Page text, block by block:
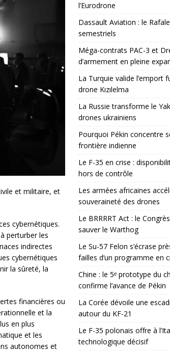
et militaire, et
cybernétiques.
perturber les
indirectes
cybernétiques
la sûreté, la
financières ou
et la
en plus
et les
autonomes et
l’Eurodrone
Dassault Aviation : le
semestriels
Méga-contrats PAC-3 et
d’armement en pleine
La Turquie valide l’emport
drone Kızılelma
La Russie transforme le
drones ukrainiens
Pourquoi Pékin concentre
frontière indienne
Le F-35 en crise :
hors de contrôle
Les armées africaines
souveraineté des drones
Le BRRRRT Act : le
sauver le Warthog
Le Su-57 Felon s’écrase
failles d’un programme en
Chine : le 5ᵉ prototype du
confirme l’avance de Pékin
La Corée dévoile une
autour du KF-21
Le F-35 polonais offre à
technologique décisif